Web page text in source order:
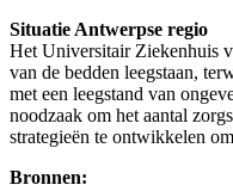
Situatie Antwerpse regio
Het Universitair Ziekenhuis
van de bedden leegstaan,
met een leegstand van
noodzaak om het aantal
strategieën te ontwikkelen
Bronnen: